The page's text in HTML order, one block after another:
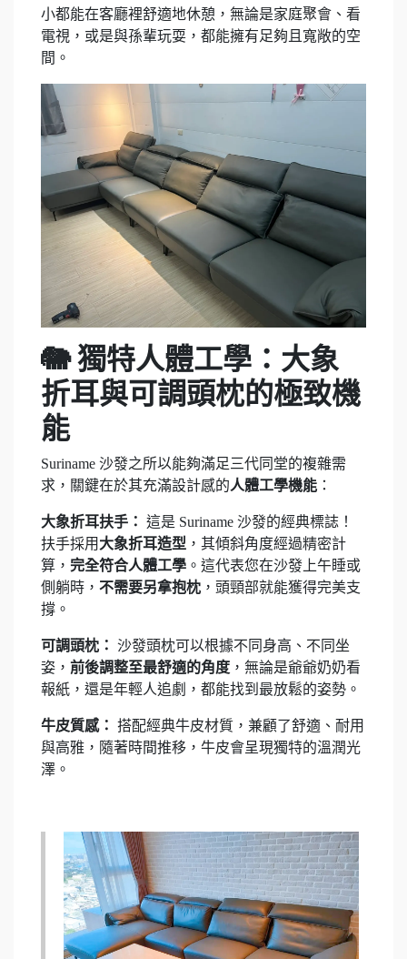
小都能在客廳裡舒適地休憩，無論是家庭聚會、看
電視，或是與孫輩玩耍，都能擁有足夠且寬敞的空
間。
🐘 獨特人體工學：大象
折耳與可調頭枕的極致機
能
Suriname 沙發之所以能夠滿足三代同堂的複雜需
求，關鍵在於其充滿設計感的人體工學機能 ：
大象折耳扶手： 這是 Suriname 沙發的經典標誌！
扶手採用 大象折耳造型 ，其傾斜角度經過精密計
算， 完全符合人體工學 。這代表您在沙發上午睡或
側躺時， 不需要另拿抱枕 ，頭頸部就能獲得完美支
撐。
可調頭枕： 沙發頭枕可以根據不同身高、不同坐
姿， 前後調整至最舒適的角度 ，無論是爺爺奶奶看
報紙，還是年輕人追劇，都能找到最放鬆的姿勢。
牛皮質感： 搭配經典牛皮材質，兼顧了舒適、耐用
與高雅，隨著時間推移，牛皮會呈現獨特的溫潤光
澤。